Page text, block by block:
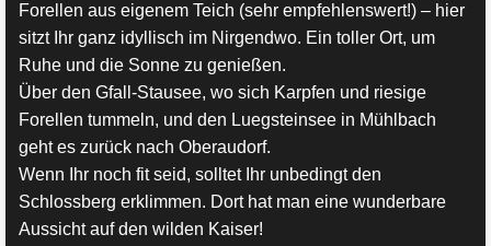
Forellen aus eigenem Teich (sehr empfehlenswert!) – hier
sitzt Ihr ganz idyllisch im Nirgendwo. Ein toller Ort, um
Ruhe und die Sonne zu genießen.
Über den Gfall-Stausee, wo sich Karpfen und riesige
Forellen tummeln, und den Luegsteinsee in Mühlbach
geht es zurück nach Oberaudorf.
Wenn Ihr noch fit seid, solltet Ihr unbedingt den
Schlossberg erklimmen. Dort hat man eine wunderbare
Aussicht auf den wilden Kaiser!